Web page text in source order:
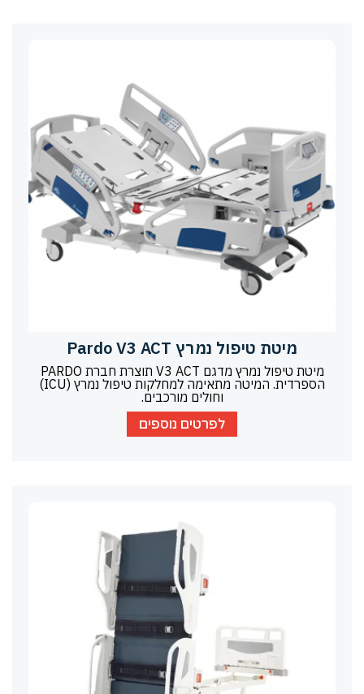
מיטת טיפול נמרץ Pardo V3 ACT
מיטת טיפול נמרץ מדגם V3 ACT תוצרת חברת PARDO
הספרדית. המיטה מתאימה למחלקות טיפול נמרץ (ICU)
וחולים מורכבים.
לפרטים נוספים